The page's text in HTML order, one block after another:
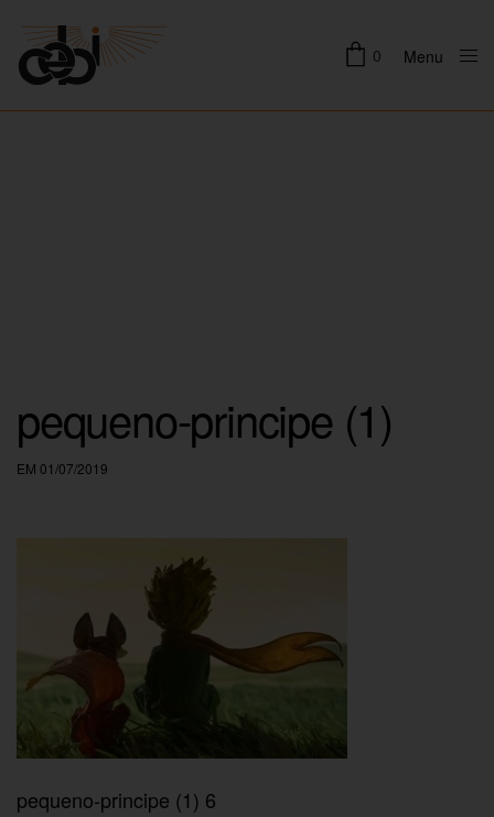
0 Menu
pequeno-principe (1)
EM 01/07/2019
pequeno-principe (1) 6